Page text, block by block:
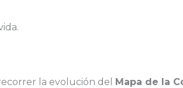
la evolución del Mapa de la